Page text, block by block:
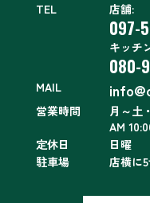
TEL
店舗:
097-
キッチ
080-
MAIL
営業時間
月～土
AM
定休日
日曜
駐車場
店横に